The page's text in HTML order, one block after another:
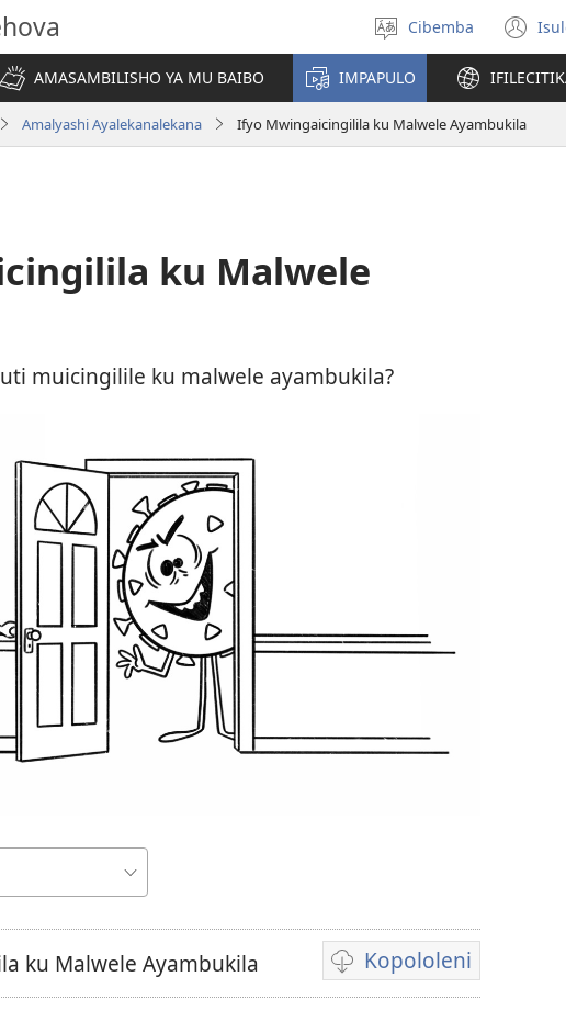
Saleni
ululimi
Cibemba
na
AMASAMBILISHO YA MU BAIBO IMPAPULO
Amalyashi Ayalekanalekana Ifyo Mwingaicingilila ku Malwele Ayambukila
ku Malwele
muicingilile ku malwele ayambukila?
ku Malwele Ayambukila Kopololeni
Inshila
sha